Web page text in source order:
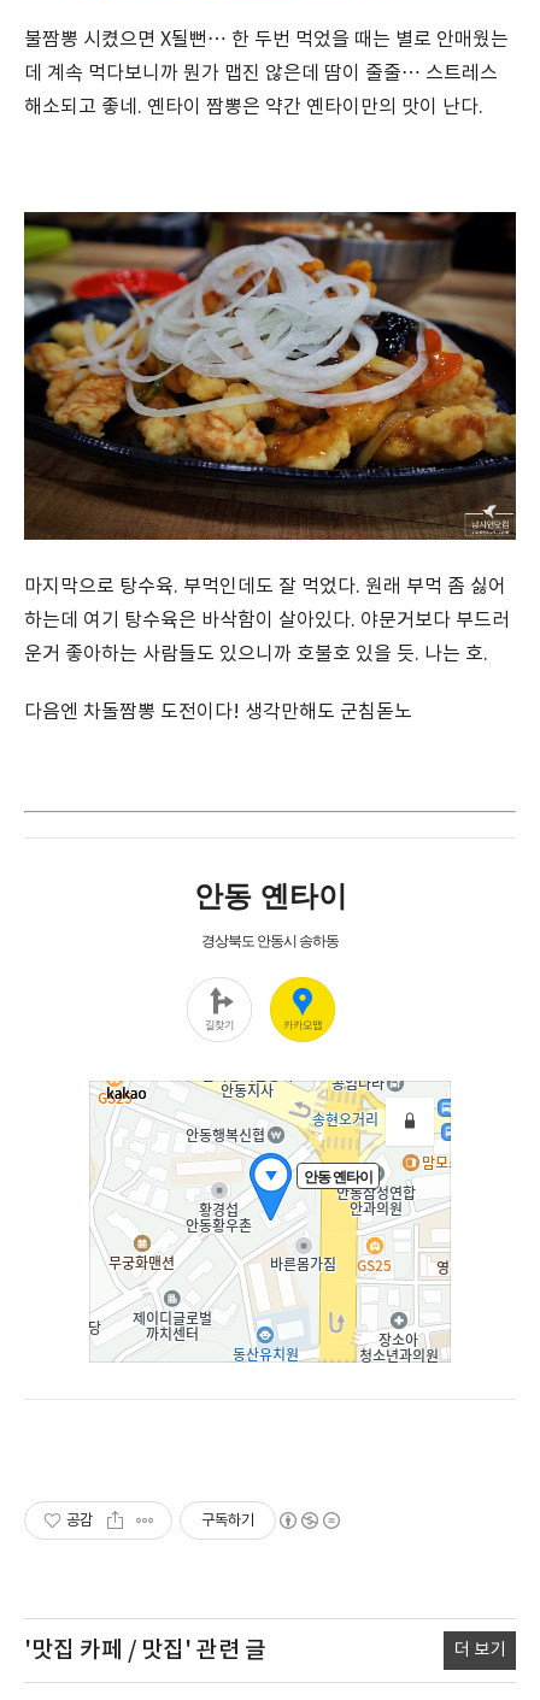
불짬뽕 시켰으면 X될뻔… 한 두번 먹었을 때는 별로 안매웠는
데 계속 먹다보니까 뭔가 맵진 않은데 땀이 줄줄… 스트레스
해소되고 좋네. 옌타이 짬뽕은 약간 옌타이만의 맛이 난다.
마지막으로 탕수육. 부먹인데도 잘 먹었다. 원래 부먹 좀 싫어
하는데 여기 탕수육은 바삭함이 살아있다. 야문거보다 부드러
운거 좋아하는 사람들도 있으니까 호불호 있을 듯. 나는 호.
다음엔 차돌짬뽕 도전이다! 생각만해도 군침돋노
공감 구독하기
'맛집 카페 / 맛집' 관련 글 더 보기